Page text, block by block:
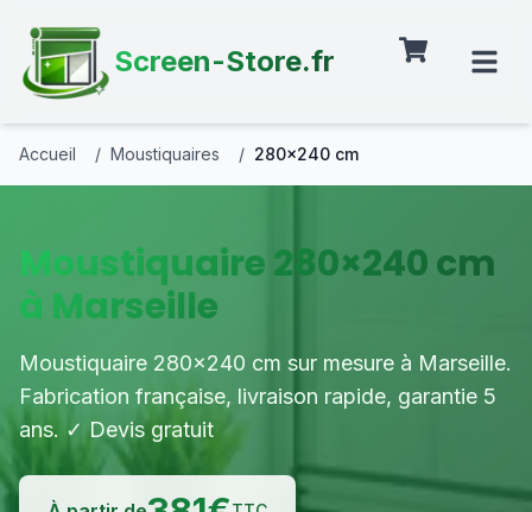
Screen-Store.fr
Accueil / Moustiquaires / 280×240 cm
Moustiquaire 280×240 cm
à Marseille
Moustiquaire 280×240 cm sur mesure à Marseille.
Fabrication française, livraison rapide, garantie 5
ans. ✓ Devis gratuit